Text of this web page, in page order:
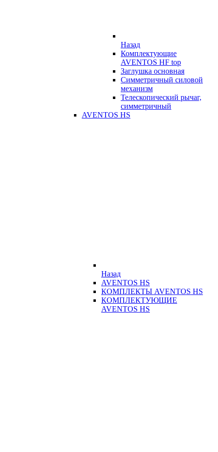
Назад
Комплектующие
AVENTOS HF top
Заглушка основная
Симметричный силовой
механизм
Телескопический рычаг,
симметричный
AVENTOS HS
Назад
AVENTOS HS
КОМПЛЕКТЫ AVENTOS HS
КОМПЛЕКТУЮЩИЕ
AVENTOS HS